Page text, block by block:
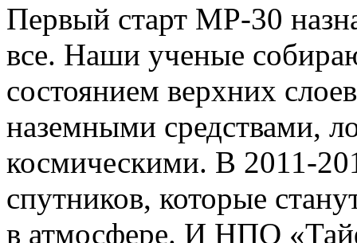
Первый старт МР-30
все. Наши ученые
состоянием верхних
наземными средствами,
космическими. В 2011-
спутников, которые
в атмосфере. И НПО